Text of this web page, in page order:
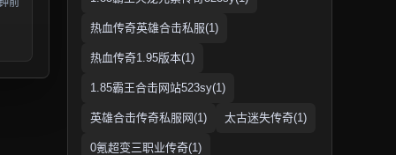
热血传奇英雄合击私服(1)
热血传奇1.95版本(1)
1.85霸王合击网站523sy(1)
英雄合击传奇私服网(1) 太古迷失传奇(1)
0氪超变三职业传奇(1)